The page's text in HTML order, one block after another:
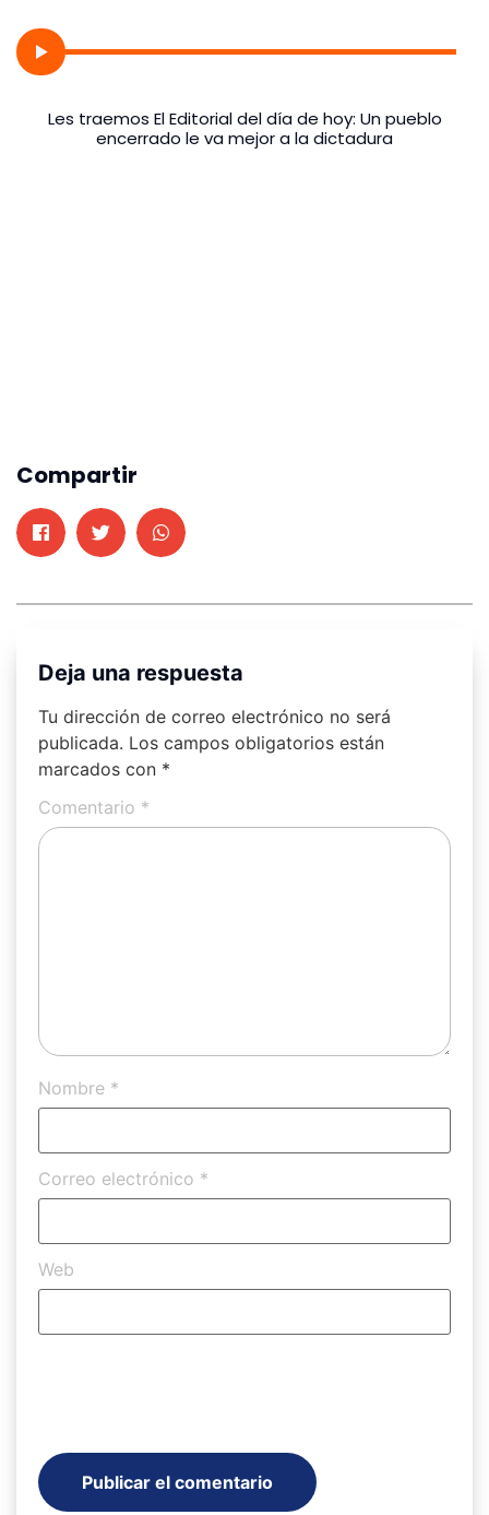
Les traemos El Editorial del día de hoy: Un pueblo
encerrado le va mejor a la dictadura
Compartir
Deja una respuesta
Tu dirección de correo electrónico no será
publicada. Los campos obligatorios están
marcados con *
Comentario *
Nombre *
Correo electrónico *
Web